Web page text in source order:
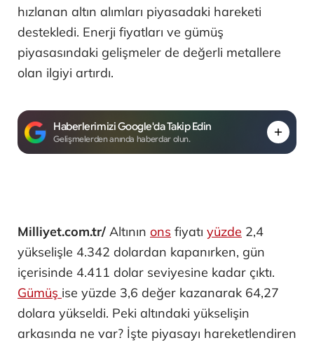
hızlanan altın alımları piyasadaki hareketi
destekledi. Enerji fiyatları ve gümüş
piyasasındaki gelişmeler de değerli metallere
olan ilgiyi artırdı.
Haberlerimizi Google'da Takip Edin
Gelişmelerden anında haberdar olun.
Milliyet.com.tr/ Altının ons fiyatı yüzde 2,4
yükselişle 4.342 dolardan kapanırken, gün
içerisinde 4.411 dolar seviyesine kadar çıktı.
Gümüş ise yüzde 3,6 değer kazanarak 64,27
dolara yükseldi. Peki altındaki yükselişin
arkasında ne var? İşte piyasayı hareketlendiren